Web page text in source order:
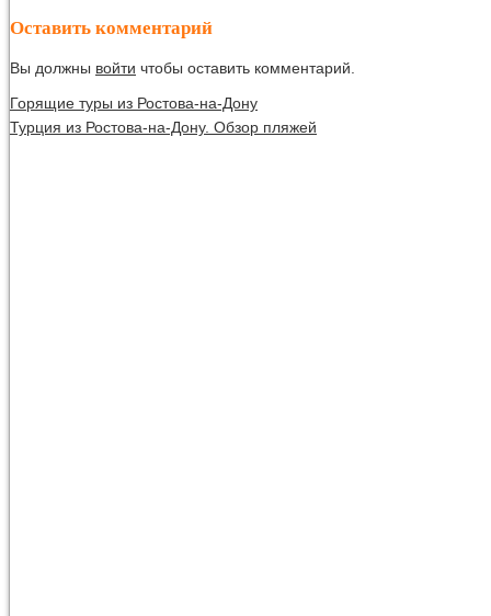
Оставить комментарий
Вы должны войти чтобы оставить комментарий.
Горящие туры из Ростова-на-Дону
Турция из Ростова-на-Дону. Обзор пляжей